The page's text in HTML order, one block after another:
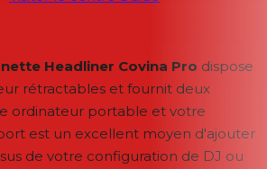
Headliner Covina Pro dispose
rétractables et fournit deux
ordinateur portable et votre
est un excellent moyen d'ajouter
de votre configuration de DJ ou